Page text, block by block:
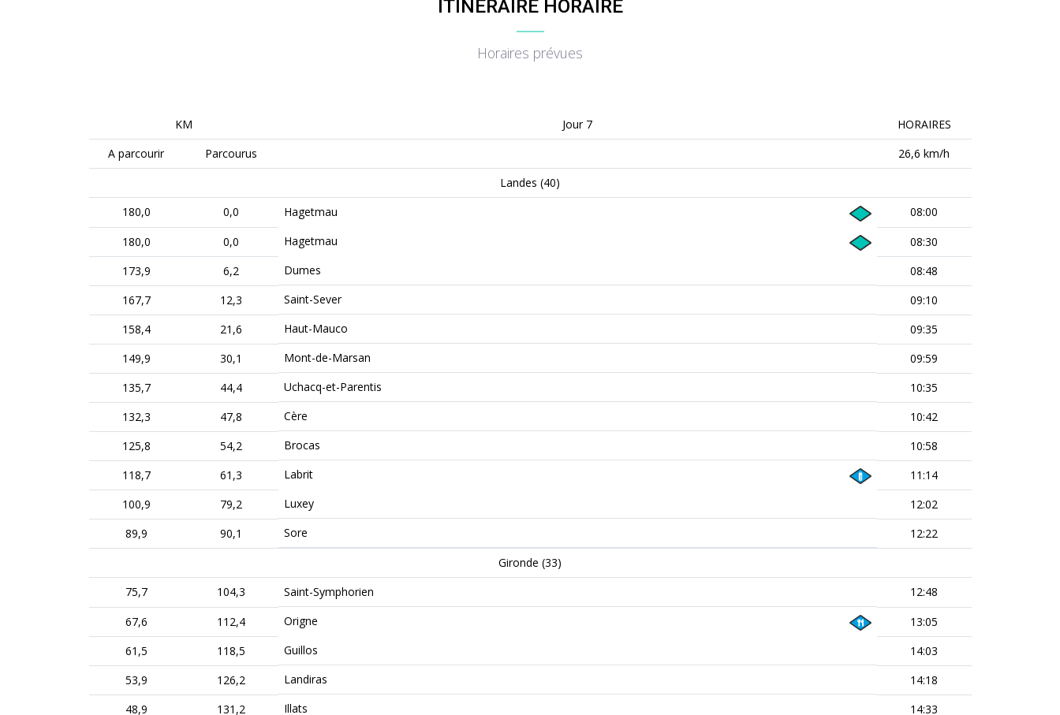
ITINÉRAIRE HORAIRE
Horaires prévues
KM Jour 7
HORAIRES
A parcourir
Parcourus
26,6 km/h
Landes (40)
180,0
0,0 Hagetmau
08:00
180,0
0,0 Hagetmau
08:30
173,9
6,2 Dumes
08:48
167,7
12,3 Saint-Sever
09:10
158,4
21,6 Haut-Mauco
09:35
149,9
30,1 Mont-de-Marsan
09:59
135,7
44,4 Uchacq-et-Parentis
10:35
132,3
47,8 Cère
10:42
125,8
54,2 Brocas
10:58
118,7
61,3 Labrit
11:14
100,9
79,2 Luxey
12:02
89,9
90,1 Sore
12:22
Gironde (33)
75,7
104,3 Saint-Symphorien
12:48
67,6
112,4 Origne
13:05
61,5
118,5 Guillos
14:03
53,9
126,2 Landiras
14:18
48,9
131,2 Illats 14:33